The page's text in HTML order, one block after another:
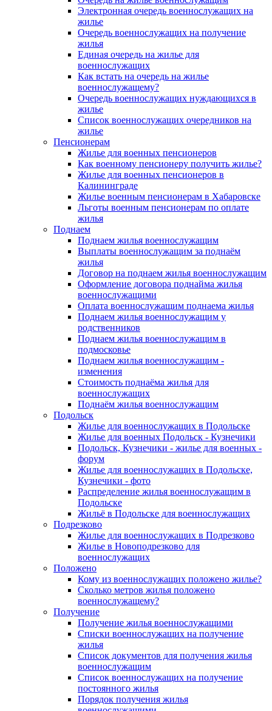
Электронная очередь военнослужащих на
жилье
Очередь военнослужащих на получение
жилья
Единая очередь на жилье для
военнослужащих
Как встать на очередь на жилье
военнослужащему?
Очередь военнослужащих нуждающихся в
жилье
Список военнослужащих очередников на
жилье
Пенсионерам
Жилье для военных пенсионеров
Как военному пенсионеру получить жилье?
Жилье для военных пенсионеров в
Калининграде
Жилье военным пенсионерам в Хабаровске
Льготы военным пенсионерам по оплате
жилья
Поднаем
Поднаем жилья военнослужащим
Выплаты военнослужащим за поднаём
жилья
Договор на поднаем жилья военнослужащим
Оформление договора поднайма жилья
военнослужащими
Оплата военнослужащим поднаема жилья
Поднаем жилья военнослужащим у
родственников
Поднаем жилья военнослужащим в
подмосковье
Поднаем жилья военнослужащим -
изменения
Стоимость поднаёма жилья для
военнослужащих
Поднаём жилья военнослужащим
Подольск
Жилье для военнослужащих в Подольске
Жилье для военных Подольск - Кузнечики
Подольск, Кузнечики - жилье для военных -
форум
Жилье для военнослужащих в Подольске,
Кузнечики - фото
Распределение жилья военнослужащим в
Подольске
Жильё в Подольске для военнослужащих
Подрезково
Жилье для военнослужащих в Подрезково
Жилье в Новоподрезково для
военнослужащих
Положено
Кому из военнослужащих положено жилье?
Сколько метров жилья положено
военнослужащему?
Получение
Получение жилья военнослужащими
Списки военнослужащих на получение
жилья
Список документов для получения жилья
военнослужащим
Список военнослужащих на получение
постоянного жилья
Порядок получения жилья